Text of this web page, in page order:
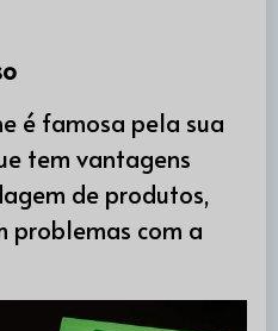
é famosa pela sua
tem vantagens
de produtos,
problemas com a